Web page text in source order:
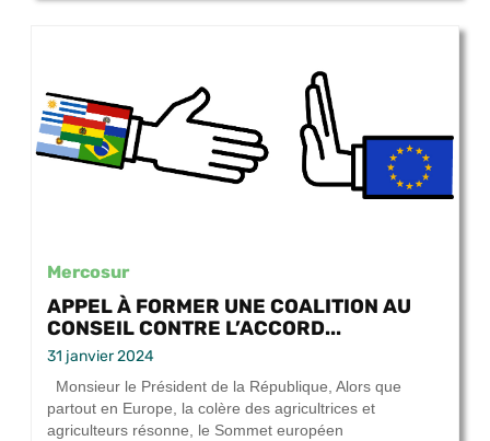
Mercosur
APPEL À FORMER UNE COALITION AU
CONSEIL CONTRE L’ACCORD...
31 janvier 2024
Monsieur le Président de la République, Alors que
partout en Europe, la colère des agricultrices et
agriculteurs résonne, le Sommet européen